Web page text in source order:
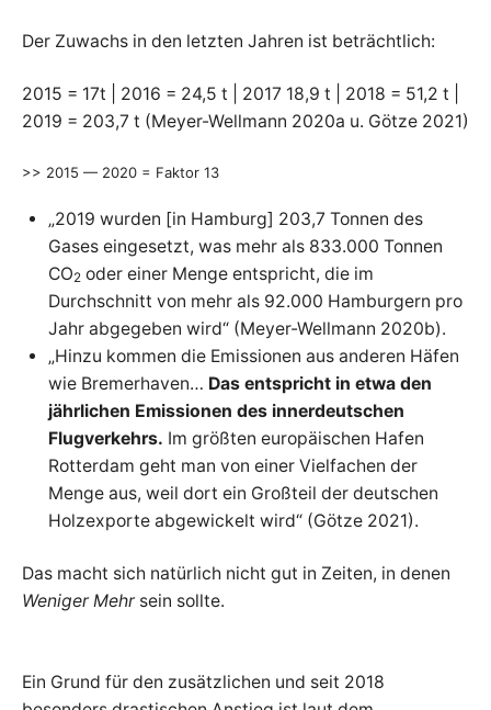
Der Zuwachs in den letzten Jahren ist beträchtlich:
2015 = 17t | 2016 = 24,5 t | 2017 18,9 t | 2018 = 51,2 t |
2019 = 203,7 t (Meyer-Wellmann 2020a u. Götze 2021)
>> 2015 — 2020 = Faktor 13
„2019 wurden [in Hamburg] 203,7 Tonnen des
Gases eingesetzt, was mehr als 833.000 Tonnen
CO2 oder einer Menge entspricht, die im
Durchschnitt von mehr als 92.000 Hamburgern pro
Jahr abgegeben wird“ (Meyer-Wellmann 2020b).
„Hinzu kommen die Emissionen aus anderen Häfen
wie Bremerhaven… Das entspricht in etwa den
jährlichen Emissionen des innerdeutschen
Flugverkehrs. Im größten europäischen Hafen
Rotterdam geht man von einer Vielfachen der
Menge aus, weil dort ein Großteil der deutschen
Holzexporte abgewickelt wird“ (Götze 2021).
Das macht sich natürlich nicht gut in Zeiten, in denen
Weniger Mehr sein sollte.
Ein Grund für den zusätzlichen und seit 2018